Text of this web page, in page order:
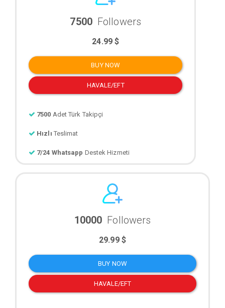
7500 Followers
24.99 $
BUY NOW
HAVALE/EFT
7500 Adet Türk Takipçi
Hızlı Teslimat
7/24 Whatsapp Destek Hizmeti
10000 Followers
29.99 $
BUY NOW
HAVALE/EFT